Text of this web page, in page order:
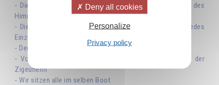
⁃ Die Jungfrau Amena konnte in den Sternen die Schrift des
Himmels lesen
⁃ Die Gesetze des Karmas entscheiden über den Platz jedes
Einzelnen
⁃ Der alte Bettler von Varna
⁃ Vom Paradox der menschlichen Seele: die Geschichte der
Zigeunerin
⁃ Wir sitzen alle im selben Boot
Deny all cookies
Personalize
Privacy policy